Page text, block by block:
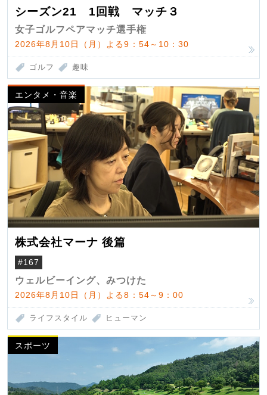
シーズン21 1回戦 マッチ３
女子ゴルフペアマッチ選手権
2026年8月10日（月）よる9：54～10：30
ゴルフ 趣味
エンタメ・音楽
株式会社マーナ 後篇
#167
ウェルビーイング、みつけた
2026年8月10日（月）よる8：54～9：00
ライフスタイル ヒューマン
スポーツ